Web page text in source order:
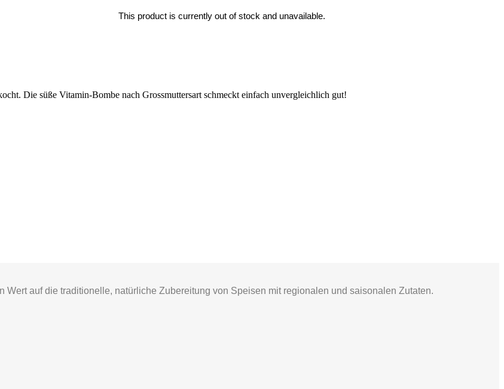
This product is currently out of stock and unavailable.
Die süße Vitamin-Bombe nach Grossmuttersart schmeckt einfach unvergleichlich gut!
auf die traditionelle, natürliche Zubereitung von Speisen mit regionalen und saisonalen Zutaten.